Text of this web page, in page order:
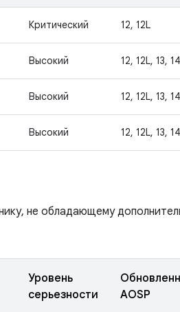
Критический 12, 12L
Высокий 12, 12L, 13, 14
Высокий 12, 12L, 13, 14
Высокий 12, 12L, 13, 14
не обладающему
Уровень
серьезности
AOSP